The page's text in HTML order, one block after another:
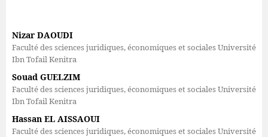
Nizar DAOUDI
Faculté des sciences juridiques, économiques et sociales Université
Ibn Tofail Kenitra
Souad GUELZIM
Faculté des sciences juridiques, économiques et sociales Université
Ibn Tofail Kenitra
Hassan EL AISSAOUI
Faculté des sciences juridiques, économiques et sociales Université